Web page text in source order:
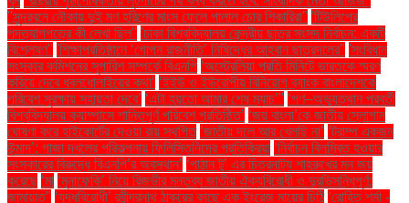
''সুন্দরবনে নৌকায় দুই মণ হরিণের মাংস ফেলে পালাল চোর শিকারিরা'' 'টিউলিপের
পদত্যাগপত্রে কী লেখা ছিল'' 'ঢাকা বিশ্ববিদ্যালয় কেন্দ্রীয় ছাত্র সংসদ নির্বাচন: একটি
বিশ্লেষণ'' 'শিক্ষাপ্রতিষ্ঠানে ‘গোপন রাজনীতি’ নিষিদ্ধের আহ্বান ছাত্রদলের'' 'সংবিধান
সংস্কার কমিশনের সুপারিশ সম্পর্কে বিএনপি ‘অস্ট্রেলিয়া প্রতি মিনিটে ভারতকে স্মরণ
করিয়ে দেবে ধবলধোলাইয়ের কথা’ ‘ইইউ ও ইউরোপীয় বিনিয়োগ ব্যাংক বাংলাদেশকে
পরিবেশ সুরক্ষায় সহায়তা দেবে’ ‘এটা হয়তো আমার শেষ ম্যাচ’" ‘গণ–অভ্যুত্থান পরবর্তী
বিশ্ববিদ্যালয় ক্যাম্পাসে শান্তিপূর্ণ পরিবেশ প্রতিষ্ঠিত’ ‘জয় বাংলা’কে জাতীয় স্লোগান
ঘোষণা করে হাইকোর্টের দেওয়া রায় স্থগিত ‘জাতীয় দলে আর খেলছি না’ ‘ট্রাম্প একজন
উন্মাদ’: গাজা দখলের পরিকল্পনায় ফিলিস্তিনিদের প্রতিক্রিয়া ‘নির্বাচন বিলম্বিত হওয়ার
সংস্কারের বিরুদ্ধে বিএনপি’র অবস্থান’ ‘পাঠান টু’ এর চিত্রনাট্য শাহরুখের মন জয়
করেছে ‘মা ‘মুনাফেকি’ নিয়ে রিজভীর মন্তব্য জাতীয় ঐক্যবিরোধী ও দুরভিসন্ধিপূর্ণ:
জামায়াত" ‘যুদ্ধবিরোধী’ রবীন্দ্রনাথ ঠাকুরের কাছে এক ইংরেজ মায়ের চিঠি ‘রোহিত শর্মা -